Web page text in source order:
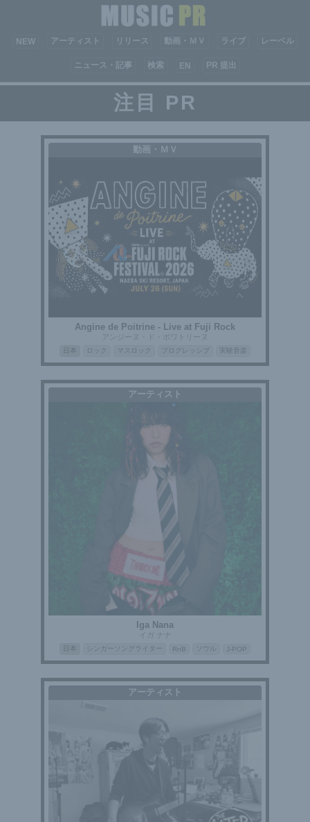
NEW アーティスト リリース 動画・ＭＶ ライブ レーベル
ニュース・記事 検索 EN PR 提出
注目 PR
動画・ＭＶ
Angine de Poitrine - Live at Fuji Rock
アンジーヌ・ド・ポワトリーヌ
ロック マスロック プログレッシブ 実験音楽
アーティスト
Iga Nana
イガ ナナ
シンガーソングライター RnB ソウル J-POP
アーティスト